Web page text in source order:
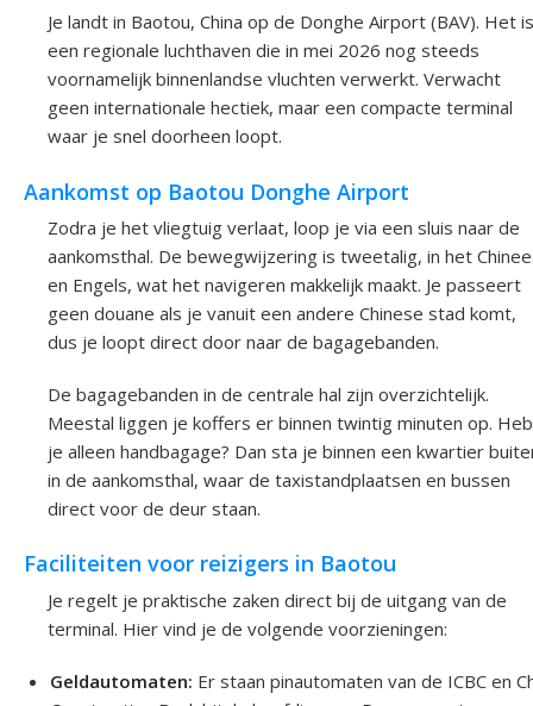
Je landt in Baotou, China op de Donghe Airport (BAV). Het is
een regionale luchthaven die in mei 2026 nog steeds
voornamelijk binnenlandse vluchten verwerkt. Verwacht
geen internationale hectiek, maar een compacte terminal
waar je snel doorheen loopt.
Aankomst op Baotou Donghe Airport
Zodra je het vliegtuig verlaat, loop je via een sluis naar de
aankomsthal. De bewegwijzering is tweetalig, in het
en Engels, wat het navigeren makkelijk maakt. Je passeert
geen douane als je vanuit een andere Chinese stad komt,
dus je loopt direct door naar de bagagebanden.
De bagagebanden in de centrale hal zijn overzichtelijk.
Meestal liggen je koffers er binnen twintig minuten op. Heb
je alleen handbagage? Dan sta je binnen een kwartier
in de aankomsthal, waar de taxistandplaatsen en bussen
direct voor de deur staan.
Faciliteiten voor reizigers in Baotou
Je regelt je praktische zaken direct bij de uitgang van de
terminal. Hier vind je de volgende voorzieningen:
Geldautomaten: Er staan pinautomaten van de ICBC en